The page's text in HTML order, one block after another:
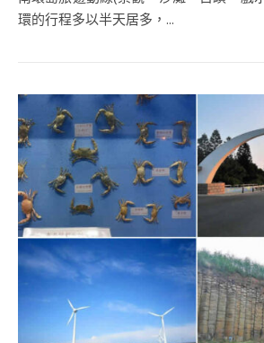
環的行程多以半天居多，...